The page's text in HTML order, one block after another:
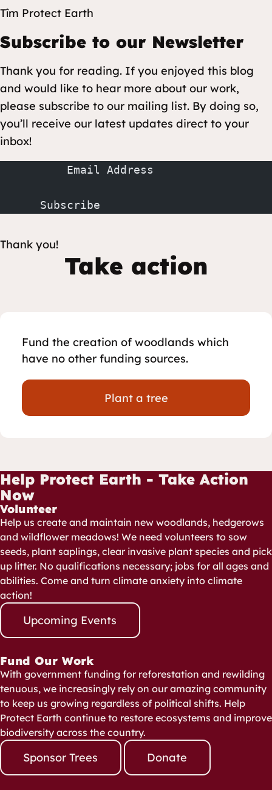
Tîm Protect Earth
Subscribe to our Newsletter
Thank you for reading. If you enjoyed this blog
and would like to hear more about our work,
please subscribe to our mailing list. By doing so,
you’ll receive our latest updates direct to your
inbox!
          Email Address
      Subscribe
Thank you!
Take action
Fund the creation of woodlands which
have no other funding sources.
Plant a tree
Help Protect Earth - Take Action
Now
Volunteer
Help us create and maintain new woodlands, hedgerows
and wildflower meadows! We need volunteers to sow
seeds, plant saplings, clear invasive plant species and pick
up litter. No qualifications necessary; jobs for all ages and
abilities. Come and turn climate anxiety into climate
action!
Upcoming Events
Fund Our Work
With government funding for reforestation and rewilding
tenuous, we increasingly rely on our amazing community
to keep us growing regardless of political shifts. Help
Protect Earth continue to restore ecosystems and improve
biodiversity across the country.
Sponsor Trees Donate